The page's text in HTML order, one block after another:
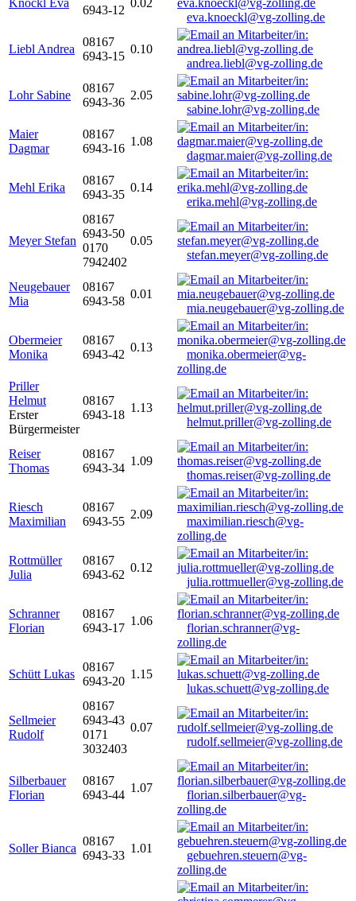
Knöckl Eva
6943-12
0.02
eva.knoeckl@vg-zolling.de
Liebl Andrea
08167
6943-15
0.10
andrea.liebl@vg-zolling.de
Lohr Sabine
08167
6943-36
2.05
sabine.lohr@vg-zolling.de
Maier
Dagmar
08167
6943-16
1.08
dagmar.maier@vg-zolling.de
Mehl Erika
08167
6943-35
0.14
erika.mehl@vg-zolling.de
Meyer Stefan
08167
6943-50
0170
7942402
0.05
stefan.meyer@vg-zolling.de
Neugebauer
Mia
08167
6943-58
0.01
mia.neugebauer@vg-zolling.de
Obermeier
Monika
08167
6943-42
0.13
monika.obermeier@vg-
zolling.de
Priller
Helmut
Erster
Bürgermeister
08167
6943-18
1.13
helmut.priller@vg-zolling.de
Reiser
Thomas
08167
6943-34
1.09
thomas.reiser@vg-zolling.de
Riesch
Maximilian
08167
6943-55
2.09
maximilian.riesch@vg-
zolling.de
Rottmüller
Julia
08167
6943-62
0.12
julia.rottmueller@vg-zolling.de
Schranner
Florian
08167
6943-17
1.06
florian.schranner@vg-
zolling.de
Schütt Lukas
08167
6943-20
1.15
lukas.schuett@vg-zolling.de
Sellmeier
Rudolf
08167
6943-43
0171
3032403
0.07
rudolf.sellmeier@vg-zolling.de
Silberbauer
Florian
08167
6943-44
1.07
florian.silberbauer@vg-
zolling.de
Soller Bianca
08167
6943-33
1.01
gebuehren.steuern@vg-
zolling.de